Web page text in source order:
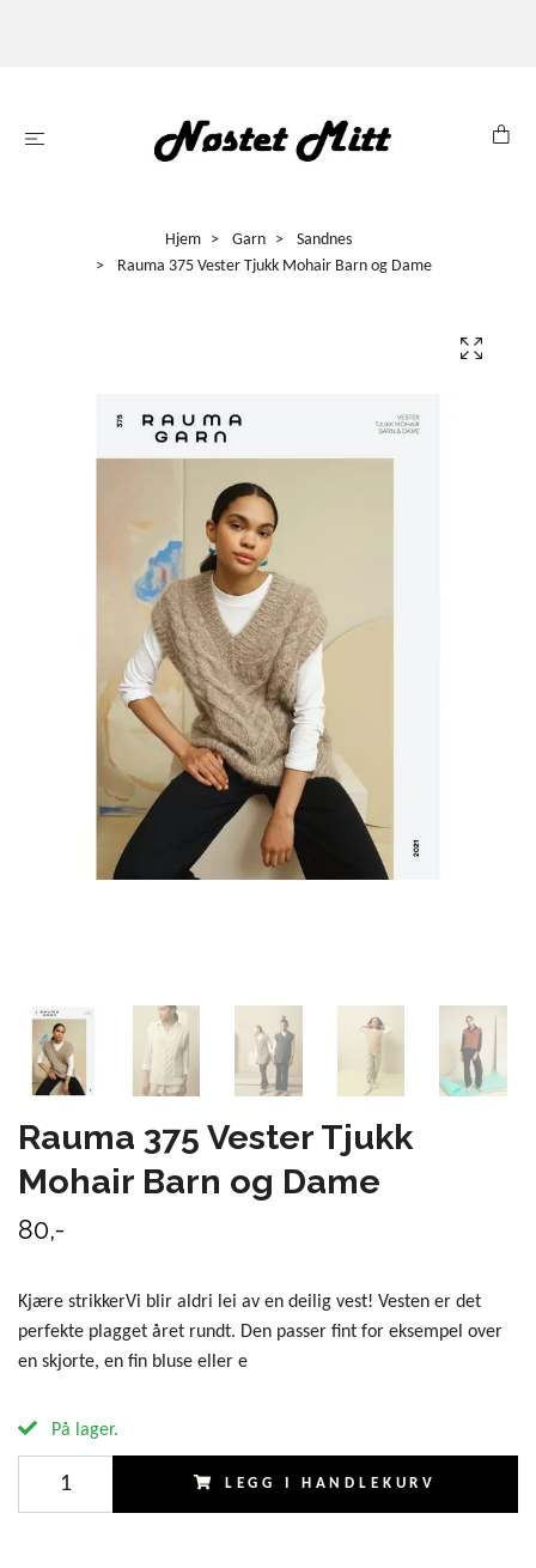
Hjem Garn
Sandnes
Rauma 375 Vester Tjukk Mohair Barn og Dame
Rauma 375 Vester Tjukk
Mohair Barn og Dame
80,-
Kjære strikkerVi blir aldri lei av en deilig vest! Vesten er det
perfekte plagget året rundt. Den passer fint for eksempel over
en skjorte, en fin bluse eller e
På lager.
LEGG I HANDLEKURV